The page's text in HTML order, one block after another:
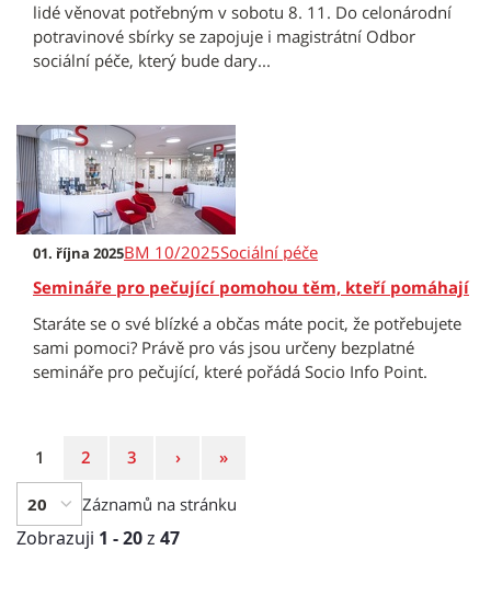
lidé věnovat potřebným v sobotu 8. 11. Do celonárodní
potravinové sbírky se zapojuje i magistrátní Odbor
sociální péče, který bude dary...
01. října 2025BM 10/2025Sociální péče
Semináře pro pečující pomohou těm, kteří pomáhají
Staráte se o své blízké a občas máte pocit, že potřebujete
sami pomoci? Právě pro vás jsou určeny bezplatné
semináře pro pečující, které pořádá Socio Info Point.
Strana
1 Strana
2 Strana
3 ›Následující
»Poslední
Záznamů na stránku
Zobrazuji 1 - 20z 47